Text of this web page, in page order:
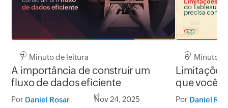
7 Minuto de leitura
A importância de construir um
fluxo de dados eficiente
Por Daniel Rosar Nov 24, 2025
6 Minuto
Limitações
que você
Por Daniel